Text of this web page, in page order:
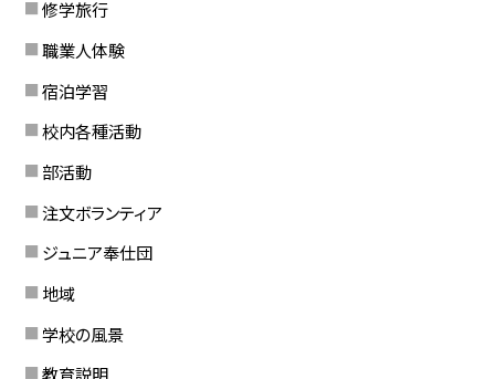
修学旅行
職業人体験
宿泊学習
校内各種活動
部活動
注文ボランティア
ジュニア奉仕団
地域
学校の風景
教育説明